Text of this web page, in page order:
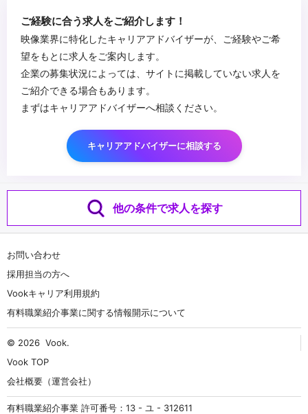
ご経験に合う求人をご紹介します！
映像業界に特化したキャリアアドバイザーが、ご経験やご希
望をもとに求人をご案内します。
企業の募集状況によっては、サイトに掲載していない求人を
ご紹介できる場合もあります。
まずはキャリアアドバイザーへ相談ください。
キャリアアドバイザーに相談する
他の条件で求人を探す
お問い合わせ
採用担当の方へ
Vookキャリア利用規約
有料職業紹介事業に関する情報開示について
© 2026 Vook.
Vook TOP
会社概要（運営会社）
有料職業紹介事業 許可番号：13 - ユ - 312611